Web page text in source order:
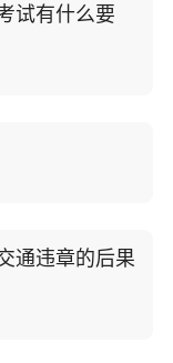
试有什么要
通违章的后果